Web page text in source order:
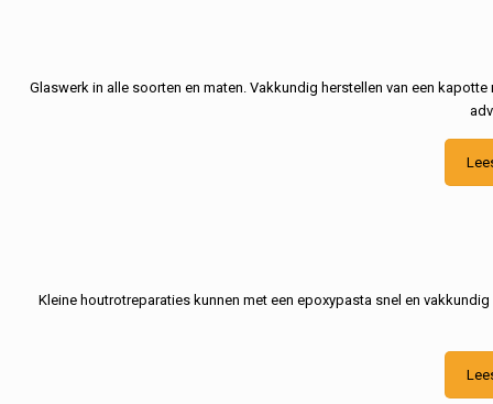
Glaswerk in alle soorten en maten. Vakkundig herstellen van een
Kleine houtrotreparaties kunnen met een epoxypasta snel en